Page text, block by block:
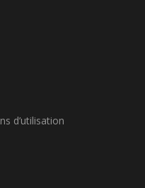
d’utilisation